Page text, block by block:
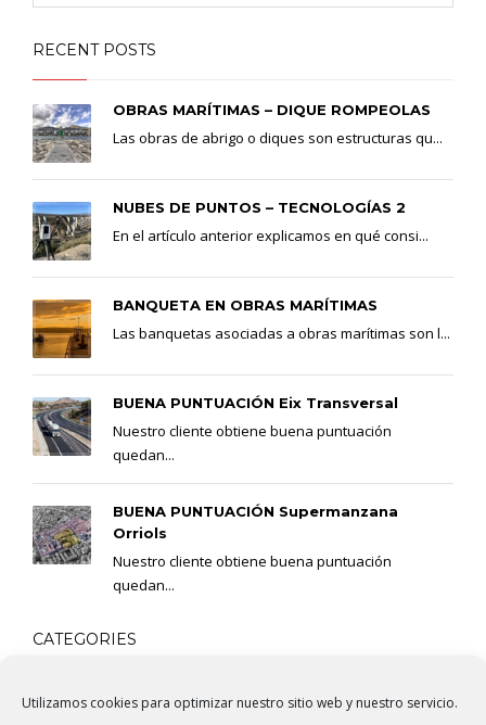
Utilizamos cookies para optimizar nuestro sitio web y nuestro servicio.
RECENT POSTS
OBRAS MARÍTIMAS – DIQUE ROMPEOLAS
Las obras de abrigo o diques son estructuras qu...
NUBES DE PUNTOS – TECNOLOGÍAS 2
En el artículo anterior explicamos en qué consi...
BANQUETA EN OBRAS MARÍTIMAS
Las banquetas asociadas a obras marítimas son l...
BUENA PUNTUACIÓN Eix Transversal
Nuestro cliente obtiene buena puntuación
quedan...
BUENA PUNTUACIÓN Supermanzana
Orriols
Nuestro cliente obtiene buena puntuación
quedan...
CATEGORIES
BIM